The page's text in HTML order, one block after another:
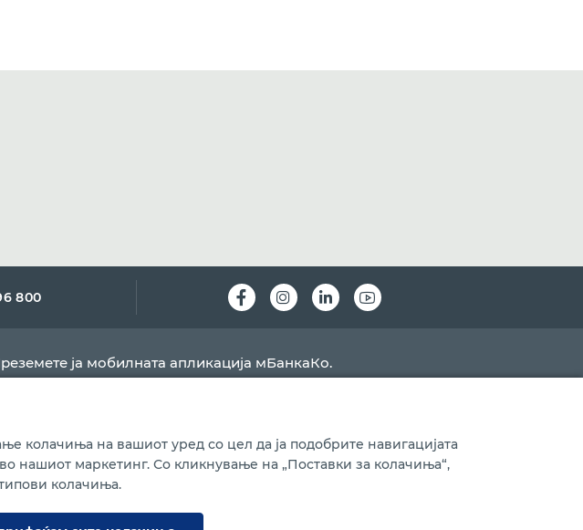
800 Instagram
LinkedInYoutube
ја мобилната апликација мБанкаКо.
колачиња на вашиот уред со цел да ја подобрите навигацијата
нашиот маркетинг. Со кликнување на „Поставки за колачиња“,
колачиња.